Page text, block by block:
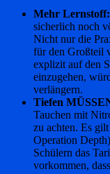
Mehr Lernstoff:
sicherlich noch
Nicht nur die
für den Großteil
explizit auf den
einzugehen,
verlängern.
Tiefen
Tauchen mit
zu achten. Es
Operation
Schülern das
vorkommen,